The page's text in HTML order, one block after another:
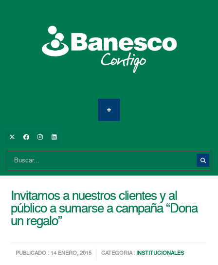
Invitamos a nuestros clientes y al
público a sumarse a campaña “Dona
un regalo”
PUBLICADO : 14 ENERO, 2015 CATEGORIA : INSTITUCIONALES